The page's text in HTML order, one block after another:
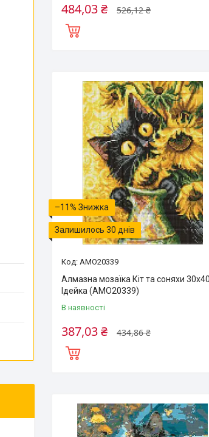
526,12 ₴
484,03 ₴
–11%
Залишилось 30 днів
AMO20339
Алмазна мозаїка Кіт та соняхи 30х40
Ідейка (AMO20339)
В наявності
434,86 ₴
387,03 ₴